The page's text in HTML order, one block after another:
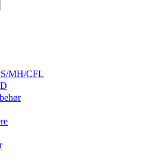
MH/CFL